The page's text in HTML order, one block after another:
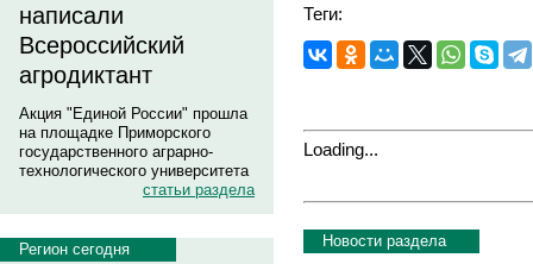
написали
Всероссийский
агродиктант
Акция "Единой России" прошла
на площадке Приморского
государственного аграрно-
технологического университета
статьи раздела
Регион сегодня
Теги:
Loading...
Новости раздела